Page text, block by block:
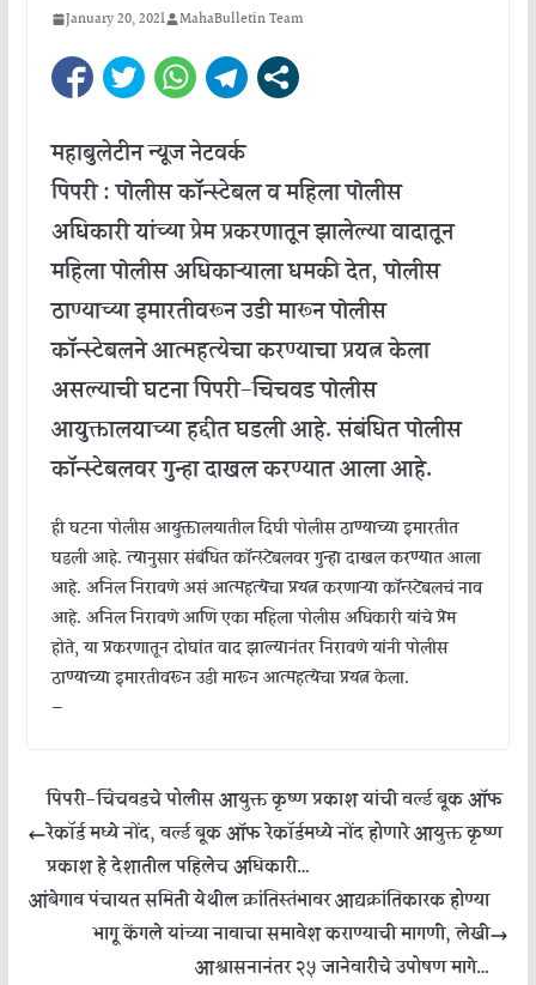
January 20, 2021 MahaBulletin Team
महाबुलेटीन न्यूज नेटवर्क
पिंपरी : पोलीस कॉन्स्टेबल व महिला पोलीस
अधिकारी यांच्या प्रेम प्रकरणातून झालेल्या वादातून
महिला पोलीस अधिकाऱ्याला धमकी देत, पोलीस
ठाण्याच्या इमारतीवरून उडी मारून पोलीस
कॉन्स्टेबलने आत्महत्येचा करण्याचा प्रयत्न केला
असल्याची घटना पिंपरी-चिंचवड पोलीस
आयुक्तालयाच्या हद्दीत घडली आहे. संबंधित पोलीस
कॉन्स्टेबलवर गुन्हा दाखल करण्यात आला आहे.
ही घटना पोलीस आयुक्तालयातील दिघी पोलीस ठाण्याच्या इमारतीत
घडली आहे. त्यानुसार संबंधित कॉन्स्टेबलवर गुन्हा दाखल करण्यात आला
आहे. अनिल निरावणे असं आत्महत्येचा प्रयत्न करणाऱ्या कॉन्स्टेबलचं नाव
आहे. अनिल निरावणे आणि एका महिला पोलीस अधिकारी यांचे प्रेम
होते, या प्रकरणातून दोघांत वाद झाल्यानंतर निरावणे यांनी पोलीस
ठाण्याच्या इमारतीवरून उडी मारून आत्महत्येचा प्रयत्न केला.
—
पिंपरी-चिंचवडचे पोलीस आयुक्त कृष्ण प्रकाश यांची वर्ल्ड बूक ऑफ
रेकॉर्ड मध्ये नोंद, वर्ल्ड बूक ऑफ रेकॉर्डमध्ये नोंद होणारे आयुक्त कृष्ण
प्रकाश हे देशातील पहिलेच अधिकारी…
आंबेगाव पंचायत समिती येथील क्रांतिस्तंभावर आद्यक्रांतिकारक होण्या
भागू केंगले यांच्या नावाचा समावेश कराण्याची मागणी, लेखी
आश्वासनानंतर २५ जानेवारीचे उपोषण मागे…